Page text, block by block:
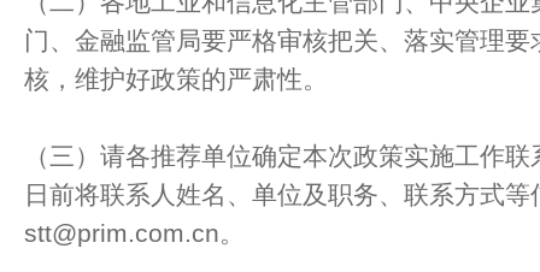
门、金融监管局要严格审核把关、落实管理
核，维护好政策的严肃性。
（三）请各推荐单位确定本次政策实施工作
日前将联系人姓名、单位及职务、联系方式等
stt@prim.com.cn。